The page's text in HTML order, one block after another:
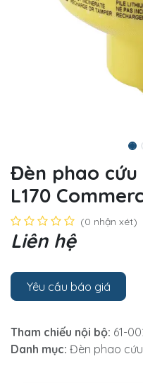
Đèn phao
L170
(0 nhận xét)
Liên hệ
Yêu cầu báo giá
Tham chiếu nội bộ: 61-
Danh mục: Đèn phao